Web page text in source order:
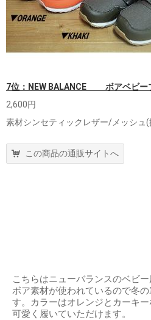
7位：NEW BALANCE ボアベビー
2,600円
素材シンセティックレザー/メッシュ(
この商品の通販サイトへ
こちらはニューバランスのベビ
ボア素材が使われているので冬
す。カラーはオレンジとカーキ
可愛く履いていただけます。